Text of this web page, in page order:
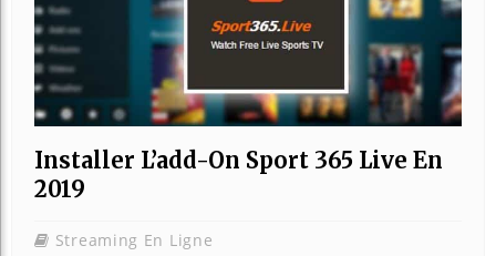
Installer L’add-On Sport 365 Live En
2019
Streaming En Ligne